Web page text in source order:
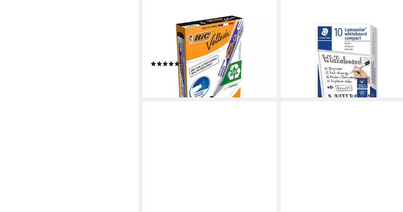
Whiteboard Marker Velleda 1701, (4-
tlg), Schaft aus 51% recyceltem
(3)
lieferbar - in 2-3 Werktagen bei dir
Whiteboard Marker 10
Whiteboardmarker LUMOCOLOR 1-
2mm schwarz, Xylol- & Toluolfreie
lieferbar - in 5-6 Werktagen bei dir